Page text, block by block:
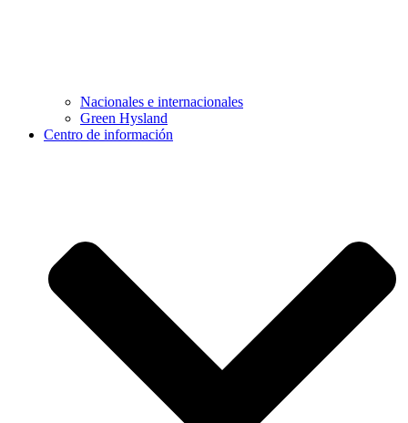
Nacionales e internacionales
Green Hysland
Centro de información